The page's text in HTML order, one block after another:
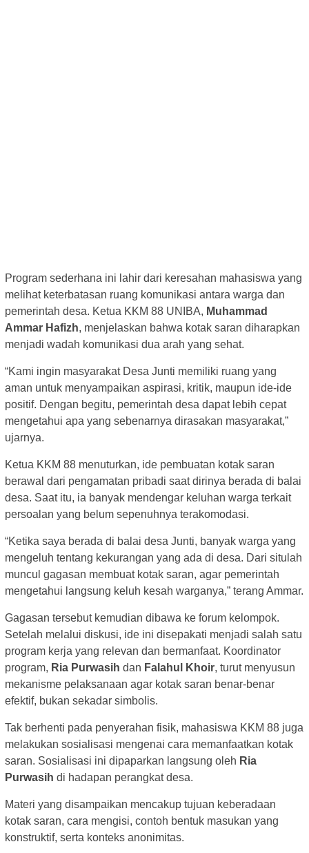
Program sederhana ini lahir dari keresahan mahasiswa yang
melihat keterbatasan ruang komunikasi antara warga dan
pemerintah desa. Ketua KKM 88 UNIBA, Muhammad
Ammar Hafizh, menjelaskan bahwa kotak saran diharapkan
menjadi wadah komunikasi dua arah yang sehat.
“Kami ingin masyarakat Desa Junti memiliki ruang yang
aman untuk menyampaikan aspirasi, kritik, maupun ide-ide
positif. Dengan begitu, pemerintah desa dapat lebih cepat
mengetahui apa yang sebenarnya dirasakan masyarakat,”
ujarnya.
Ketua KKM 88 menuturkan, ide pembuatan kotak saran
berawal dari pengamatan pribadi saat dirinya berada di balai
desa. Saat itu, ia banyak mendengar keluhan warga terkait
persoalan yang belum sepenuhnya terakomodasi.
“Ketika saya berada di balai desa Junti, banyak warga yang
mengeluh tentang kekurangan yang ada di desa. Dari situlah
muncul gagasan membuat kotak saran, agar pemerintah
mengetahui langsung keluh kesah warganya,” terang Ammar.
Gagasan tersebut kemudian dibawa ke forum kelompok.
Setelah melalui diskusi, ide ini disepakati menjadi salah satu
program kerja yang relevan dan bermanfaat. Koordinator
program, Ria Purwasih dan Falahul Khoir, turut menyusun
mekanisme pelaksanaan agar kotak saran benar-benar
efektif, bukan sekadar simbolis.
Tak berhenti pada penyerahan fisik, mahasiswa KKM 88 juga
melakukan sosialisasi mengenai cara memanfaatkan kotak
saran. Sosialisasi ini dipaparkan langsung oleh Ria
Purwasih di hadapan perangkat desa.
Materi yang disampaikan mencakup tujuan keberadaan
kotak saran, cara mengisi, contoh bentuk masukan yang
konstruktif, serta konteks anonimitas.